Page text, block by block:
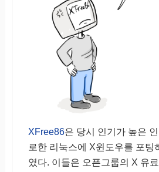
XFree86은 당시 인기가 높은
로한 리눅스에 X윈도우를 포팅
였다. 이들은 오픈그룹의 X 유